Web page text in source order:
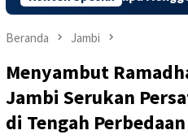
Beranda Jambi
Menyambut
Jambi Serukan
di Tengah Perbedaan